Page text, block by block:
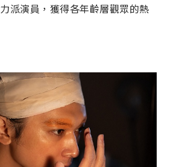
派演員，獲得各年齡層觀眾的熱